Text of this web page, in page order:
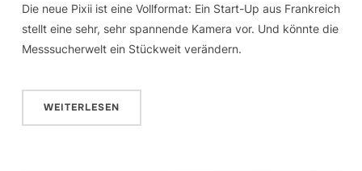
Die neue Pixii ist eine Vollformat: Ein Start-Up aus Frankreich
stellt eine sehr, sehr spannende Kamera vor. Und könnte die
Messsucherwelt ein Stückweit verändern.
WEITERLESEN